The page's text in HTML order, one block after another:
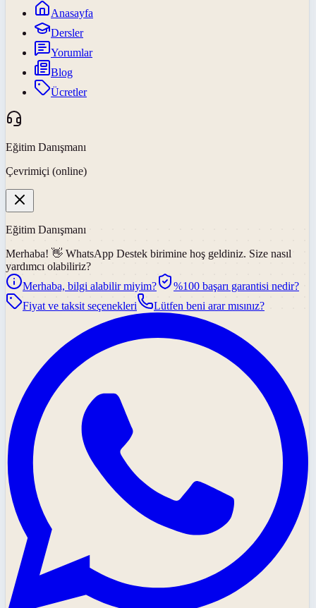
Anasayfa
Dersler
Yorumlar
Blog
Ücretler
Eğitim Danışmanı
Çevrimiçi (online)
Eğitim Danışmanı
Merhaba! 👋 WhatsApp Destek birimine hoş geldiniz. Size nasıl
yardımcı olabiliriz?
Merhaba, bilgi alabilir miyim?
%100 başarı garantisi nedir?
Fiyat ve taksit seçenekleri
Lütfen beni arar mısınız?